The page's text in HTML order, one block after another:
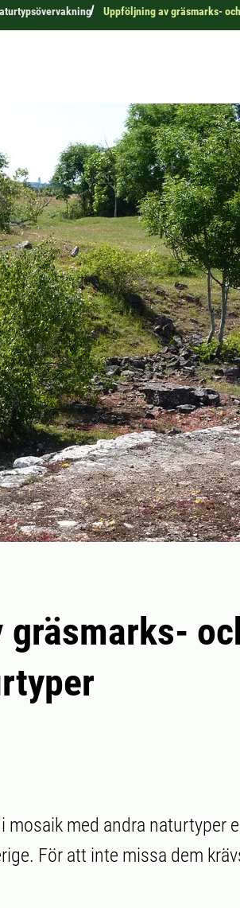
Uppföljning av gräsmarks-
med andra naturtyper
För att inte missa dem